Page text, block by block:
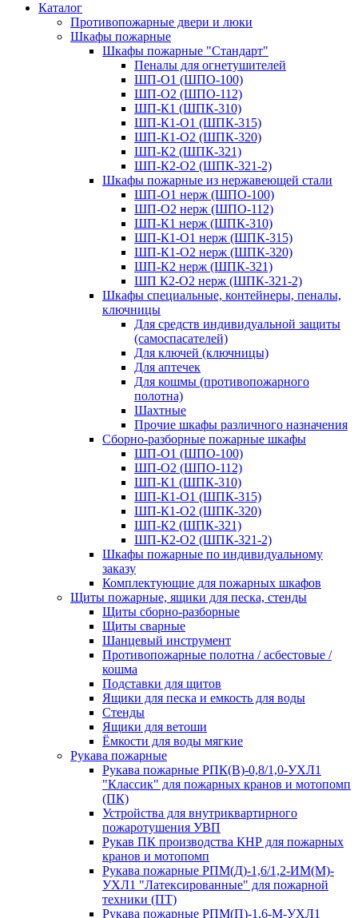
Каталог
Противопожарные двери и люки
Шкафы пожарные
Шкафы пожарные "Стандарт"
Пеналы для огнетушителей
ШП-О1 (ШПО-100)
ШП-О2 (ШПО-112)
ШП-К1 (ШПК-310)
ШП-К1-О1 (ШПК-315)
ШП-К1-О2 (ШПК-320)
ШП-К2 (ШПК-321)
ШП-К2-О2 (ШПК-321-2)
Шкафы пожарные из нержавеющей стали
ШП-О1 нерж (ШПО-100)
ШП-О2 нерж (ШПО-112)
ШП-К1 нерж (ШПК-310)
ШП-К1-О1 нерж (ШПК-315)
ШП-К1-О2 нерж (ШПК-320)
ШП-К2 нерж (ШПК-321)
ШП К2-О2 нерж (ШПК-321-2)
Шкафы специальные, контейнеры, пеналы,
ключницы
Для средств индивидуальной защиты
(самоспасателей)
Для ключей (ключницы)
Для аптечек
Для кошмы (противопожарного
полотна)
Шахтные
Прочие шкафы различного назначения
Сборно-разборные пожарные шкафы
ШП-О1 (ШПО-100)
ШП-О2 (ШПО-112)
ШП-К1 (ШПК-310)
ШП-К1-О1 (ШПК-315)
ШП-К1-О2 (ШПК-320)
ШП-К2 (ШПК-321)
ШП-К2-О2 (ШПК-321-2)
Шкафы пожарные по индивидуальному
заказу
Комплектующие для пожарных шкафов
Щиты пожарные, ящики для песка, стенды
Щиты сборно-разборные
Щиты сварные
Шанцевый инструмент
Противопожарные полотна / асбестовые /
кошма
Подставки для щитов
Ящики для песка и емкость для воды
Стенды
Ящики для ветоши
Ёмкости для воды мягкие
Рукава пожарные
Рукава пожарные РПК(В)-0,8/1,0-УХЛ1
"Классик" для пожарных кранов и мотопомп
(ПК)
Устройства для внутриквартирного
пожаротушения УВП
Рукав ПК производства КНР для пожарных
кранов и мотопомп
Рукава пожарные РПМ(Д)-1,6/1,2-ИМ(M)-
УХЛ1 "Латексированные" для пожарной
техники (ПТ)
Рукава пожарные РПМ(П)-1,6-М-УХЛ1